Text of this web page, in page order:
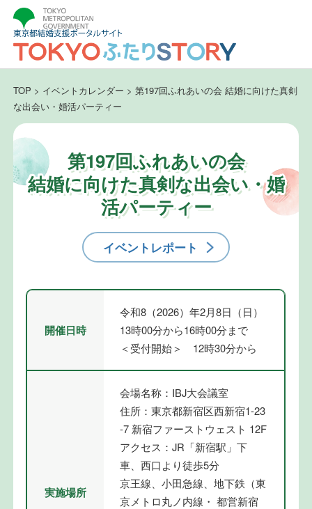
TOP > イベントカレンダー > 第197回ふれあいの会 結婚に向けた真剣
な出会い・婚活パーティー
第197回ふれあいの会
結婚に向けた真剣な出会い・婚
活パーティー
イベントレポート
開催日時
令和8（2026）年2月8日（日）
13時00分から16時00分まで
＜受付開始＞ 12時30分から
実施場所
会場名称：IBJ大会議室
住所：東京都新宿区西新宿1-23
-7 新宿ファーストウェスト 12F
アクセス：JR「新宿駅」下
車、西口より徒歩5分
京王線、小田急線、地下鉄（東
京メトロ丸ノ内線・ 都営新宿